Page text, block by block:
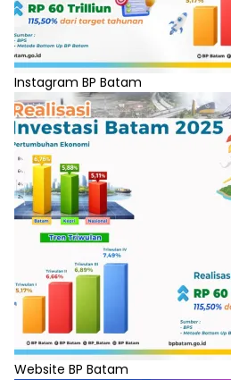
Instagram BP Batam
Website BP Batam